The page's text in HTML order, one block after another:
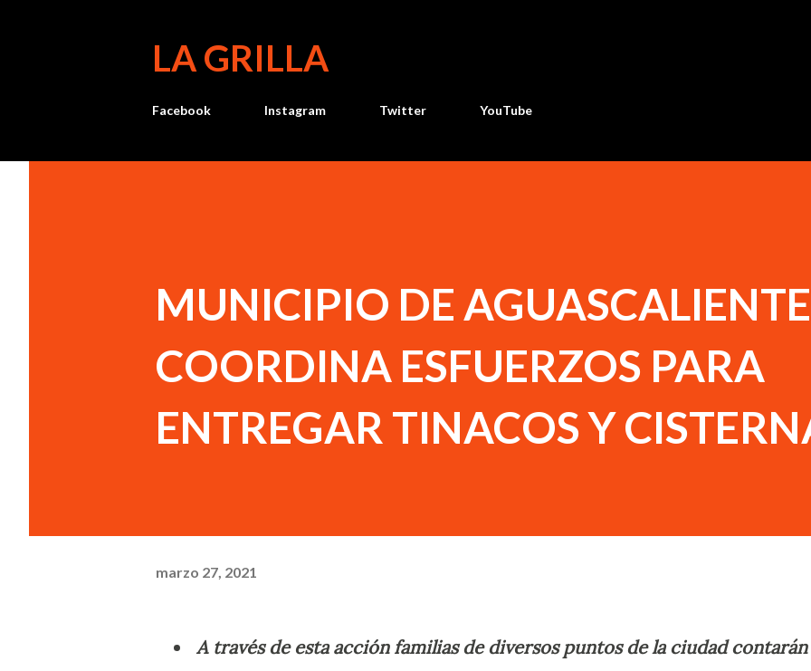
LA GRILLA
Facebook Instagram Twitter YouTube
MUNICIPIO DE
COORDINA ESFUERZOS PARA
ENTREGAR TINACOS Y
marzo 27, 2021
A través de esta acción familias de diversos puntos de la ciudad contarán